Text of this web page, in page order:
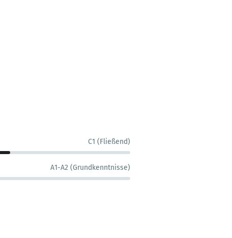
C1 (Fließend)
A1-A2 (Grundkenntnisse)